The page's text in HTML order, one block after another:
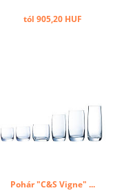
tól 905,20 HUF
Pohár "C&S Vigne" ...